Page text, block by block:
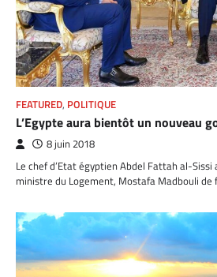
FEATURED, POLITIQUE
L’Egypte aura bientôt un nouveau
8 juin 2018
Le chef d’Etat égyptien Abdel Fattah al-Sissi
ministre du Logement, Mostafa Madbouli